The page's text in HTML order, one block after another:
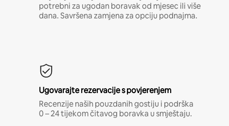
potrebni za ugodan boravak od mjesec ili više
dana. Savršena zamjena za opciju podnajma.
Ugovarajte rezervacije s povjerenjem
Recenzije naših pouzdanih gostiju i podrška
0 – 24 tijekom čitavog boravka u smještaju.